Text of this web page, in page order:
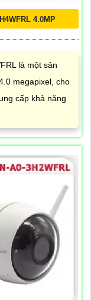
4.0MP
là một sản
megapixel, cho
cấp khả năng